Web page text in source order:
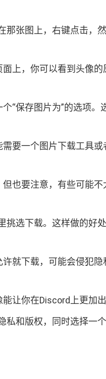
张图上，右键点击，
上，你可以看到头像
“保存图片为”的选项。
要一个图片下载工具
也要注意，有些可能
选下载。这样做的好
就下载，可能会侵犯
让你在Discord上更加出
和版权，同时选择一